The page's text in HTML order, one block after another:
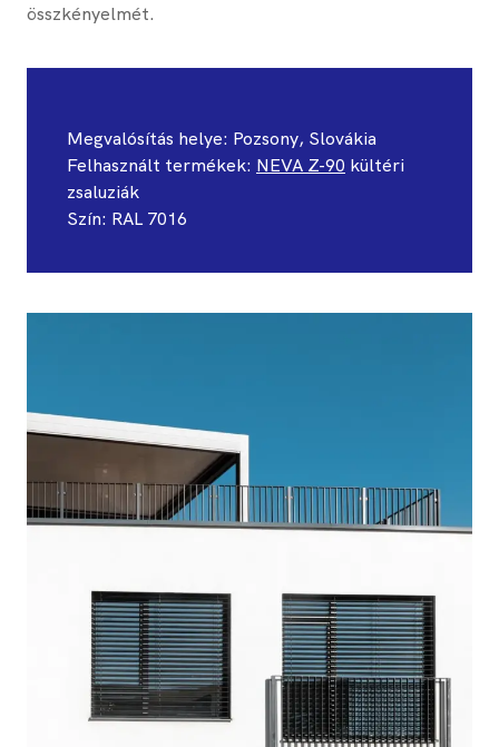
összkényelmét.
Megvalósítás helye: Pozsony, Slovákia
Felhasznált termékek: NEVA Z-90 kültéri
zsaluziák
Szín: ​​RAL 7016